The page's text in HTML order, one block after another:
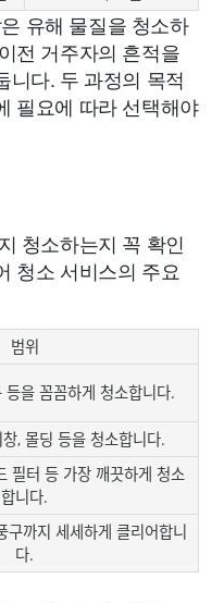
유해 물질을 청소하
전 거주자의 흔적을
니다. 두 과정의 목적
필요에 따라 선택해야
청소하는지 꼭 확인
청소 서비스의 주요
범위
등을 꼼꼼하게 청소합니다.
, 몰딩 등을 청소합니다.
필터 등 가장 깨끗하게 청소
합니다.
구까지 세세하게 클리어합니
다.